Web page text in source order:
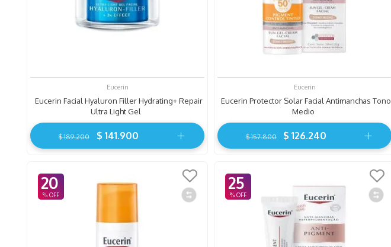
Eucerin
Eucerin Facial Hyaluron Filler Hydrating+ Repair
Ultra Light Gel
$ 189.200 $ 141.900
Eucerin
Eucerin Protector Solar Facial Antimanchas Tono
Medio
$ 157.800 $ 126.240
20 25